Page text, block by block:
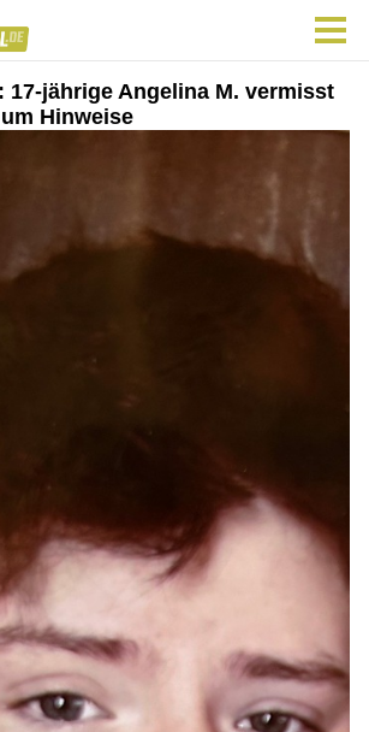
17-jährige Angelina M. vermisst
Hinweise